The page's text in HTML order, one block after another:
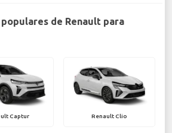
de Renault para
Captur Renault Clio